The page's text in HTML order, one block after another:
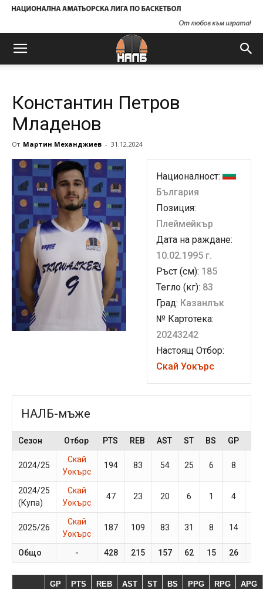
Константин Петров
Младенов
От Мартин Механджиев - 31.12.2024
Националност:
България
Позиция:
Плеймейкър
Дата на раждане:
10.02.1995 г.
Ръст (см): 185
Тегло (кг): 83
Град: Казанлък
№ Картотека:
20243242
Настоящ Отбор:
Скай Уокърс
НАЛБ-мъже
Сезон Отбор PTS REB AST ST BS GP
2024/25
Скай
Уокърс
194 83 54 25 6 8
2024/25
(Купа)
Скай
Уокърс
47 23 20 6 1 4
2025/26
Скай
Уокърс
187 109 83 31 8 14
Общо - 428 215 157 62 15 26
GP PTS REB AST ST BS PPG RPG APG